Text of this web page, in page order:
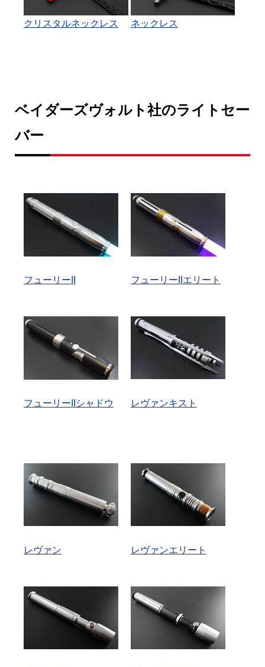
クリスタルネックレス ネックレス
ベイダーズヴォルト社のライトセー
バー
フューリーII フューリーIIエリート
フューリーIIシャドウ レヴァンキスト
レヴァン レヴァンエリート